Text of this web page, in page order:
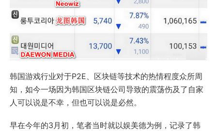
韩国游戏行业对于P2E、区块链等技术的热情程度众所周
知，如今一场因为韩国区块链公司导致的震荡伤及了自家
人可以说是不幸，但也可以说是必然。
早在今年的3月初，笔者当时就以娱美德为例，记录了韩